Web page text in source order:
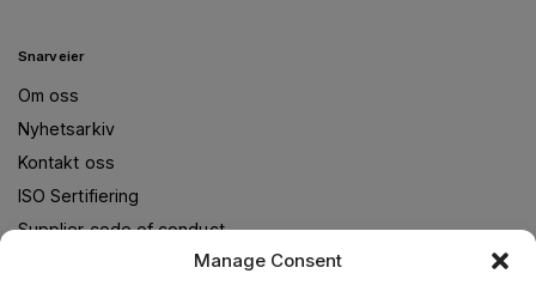
Manage Consent
Snarveier
Om oss
Nyhetsarkiv
Kontakt oss
ISO Sertifiering
Supplier code of conduct